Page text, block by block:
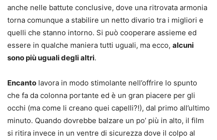
anche nelle battute conclusive, dove una ritrovata armonia
torna comunque a stabilire un netto divario tra i migliori e
quelli che stanno intorno. Si può cooperare assieme ed
essere in qualche maniera tutti uguali, ma ecco, alcuni
sono più uguali degli altri.
Encanto lavora in modo stimolante nell’offrire lo spunto
che fa da colonna portante ed è un gran piacere per gli
occhi (ma come li creano quei capelli?!), dal primo all’ultimo
minuto. Quando dovrebbe balzare un po’ più in alto, il film
si ritira invece in un ventre di sicurezza dove il colpo al